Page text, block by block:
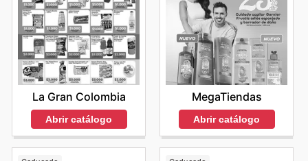
La Gran Colombia
Abrir catálogo
MegaTiendas
Abrir catálogo